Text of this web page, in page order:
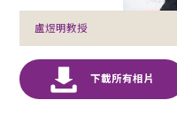
盧煜明教授